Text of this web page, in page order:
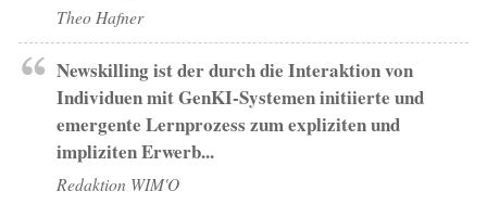
Theo Hafner
Newskilling ist der durch die Interaktion von
Individuen mit GenKI-Systemen initiierte und
emergente Lernprozess zum expliziten und
impliziten Erwerb...
Redaktion WIM'O